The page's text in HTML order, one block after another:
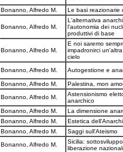
Bonanno, Alfredo M. Le basi reazionarie
Bonanno, Alfredo M.
L'alternativa
l'autonomia dei
produttivi di base
Bonanno, Alfredo M.
E noi saremo
impadronirci
cielo
Bonanno, Alfredo M. Autogestione e
Bonanno, Alfredo M. Palestina, mon
Bonanno, Alfredo M.
Astensionismo
anarchico
Bonanno, Alfredo M. La dimensione
Bonanno, Alfredo M. Estetica
Bonanno, Alfredo M. Saggi sull'Ateismo
Bonanno, Alfredo M.
Sicilia:
liberazione